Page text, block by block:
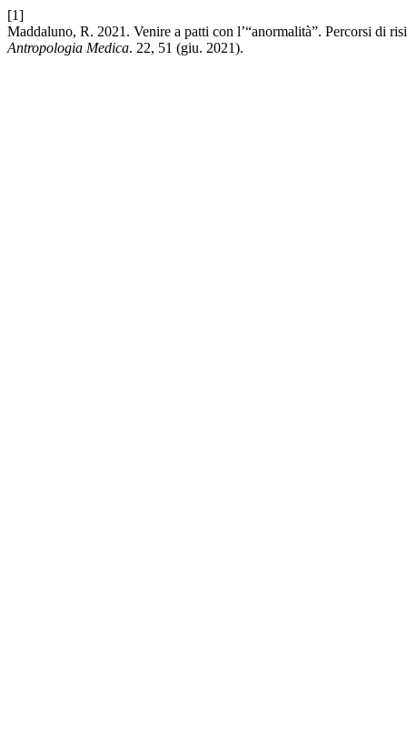
[1]
Maddaluno, R. 2021. Venire a patti con l’“anormalità”. Percorsi di
Antropologia Medica. 22, 51 (giu. 2021).